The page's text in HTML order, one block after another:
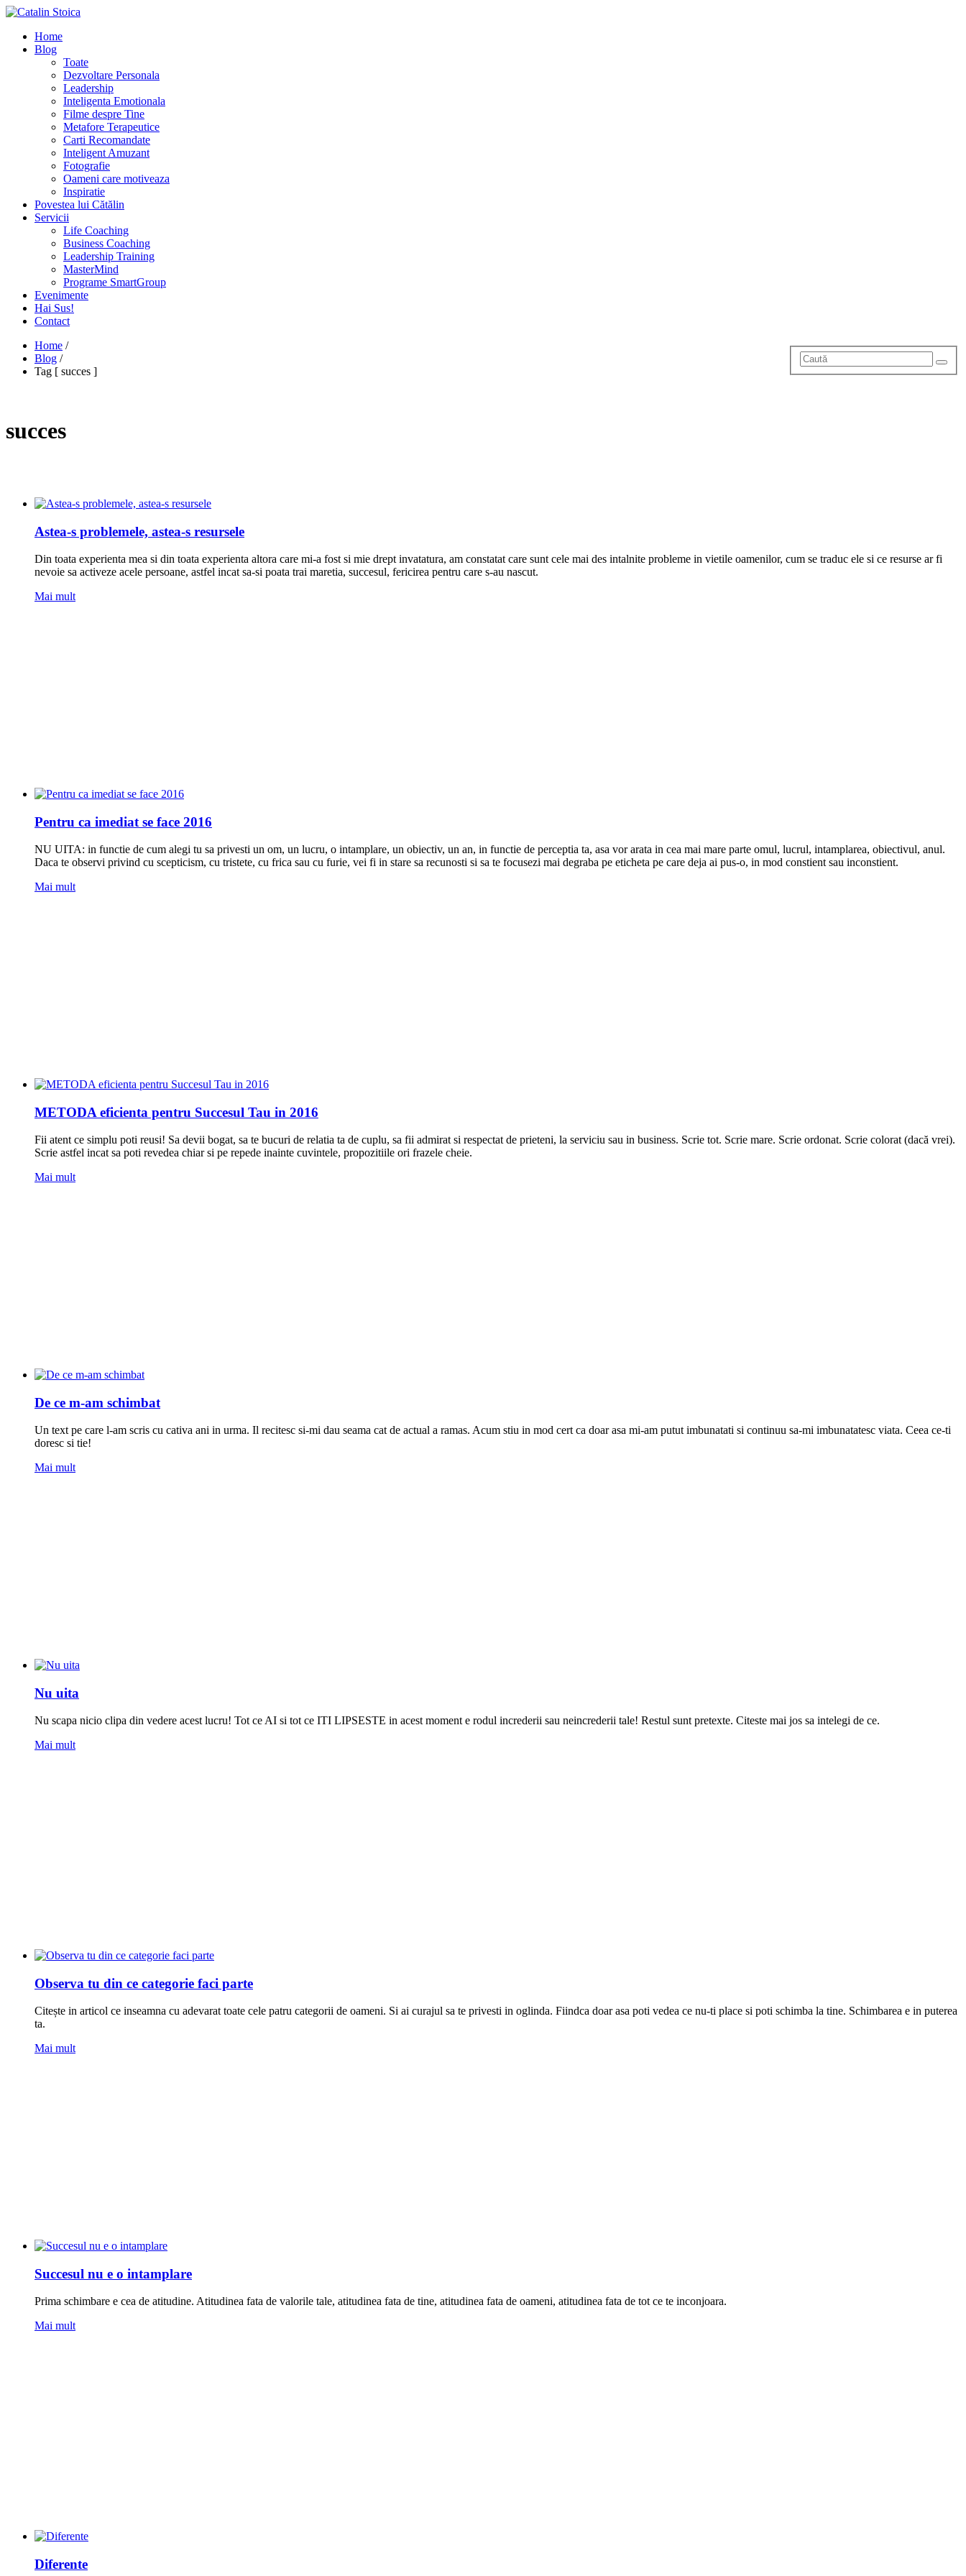
Home
Blog
Toate
Dezvoltare Personala
Leadership
Inteligenta Emotionala
Filme despre Tine
Metafore Terapeutice
Carti Recomandate
Inteligent Amuzant
Fotografie
Oameni care motiveaza
Inspiratie
Povestea lui Cătălin
Servicii
Life Coaching
Business Coaching
Leadership Training
MasterMind
Programe SmartGroup
Evenimente
Hai Sus!
Contact
Home /
Blog /
Tag [ succes ]
succes
Astea-s problemele, astea-s resursele
Din toata experienta mea si din toata experienta altora care mi-a fost si mie drept invatatura, am constatat care sunt cele mai des intalnite probleme in vietile oamenilor, cum se traduc ele si ce resurse ar fi
nevoie sa activeze acele persoane, astfel incat sa-si poata trai maretia, succesul, fericirea pentru care s-au nascut.
Mai mult
Pentru ca imediat se face 2016
NU UITA: in functie de cum alegi tu sa privesti un om, un lucru, o intamplare, un obiectiv, un an, in functie de perceptia ta, asa vor arata in cea mai mare parte omul, lucrul, intamplarea, obiectivul, anul.
Daca te observi privind cu scepticism, cu tristete, cu frica sau cu furie, vei fi in stare sa recunosti si sa te focusezi mai degraba pe eticheta pe care deja ai pus-o, in mod constient sau inconstient.
Mai mult
METODA eficienta pentru Succesul Tau in 2016
Fii atent ce simplu poti reusi! Sa devii bogat, sa te bucuri de relatia ta de cuplu, sa fii admirat si respectat de prieteni, la serviciu sau in business. Scrie tot. Scrie mare. Scrie ordonat. Scrie colorat (dacă vrei).
Scrie astfel incat sa poti revedea chiar si pe repede inainte cuvintele, propozitiile ori frazele cheie.
Mai mult
De ce m-am schimbat
Un text pe care l-am scris cu cativa ani in urma. Il recitesc si-mi dau seama cat de actual a ramas. Acum stiu in mod cert ca doar asa mi-am putut imbunatati si continuu sa-mi imbunatatesc viata. Ceea ce-ti
doresc si tie!
Mai mult
Nu uita
Nu scapa nicio clipa din vedere acest lucru! Tot ce AI si tot ce ITI LIPSESTE in acest moment e rodul increderii sau neincrederii tale! Restul sunt pretexte. Citeste mai jos sa intelegi de ce.
Mai mult
Observa tu din ce categorie faci parte
Citește in articol ce inseamna cu adevarat toate cele patru categorii de oameni. Si ai curajul sa te privesti in oglinda. Fiindca doar asa poti vedea ce nu-ti place si poti schimba la tine. Schimbarea e in puterea
ta.
Mai mult
Succesul nu e o intamplare
Prima schimbare e cea de atitudine. Atitudinea fata de valorile tale, atitudinea fata de tine, atitudinea fata de oameni, atitudinea fata de tot ce te inconjoara.
Mai mult
Diferente